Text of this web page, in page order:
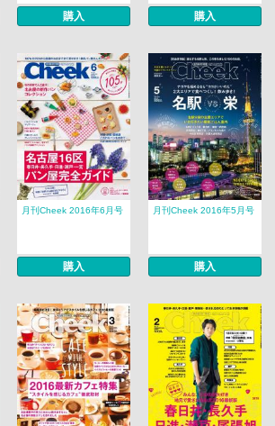
購入 購入
月刊Cheek 2016年6月号
購入
月刊Cheek 2016年5月号
購入